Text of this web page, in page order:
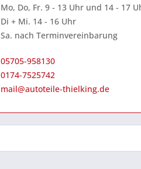
Mo, Do, Fr. 9 - 13 Uhr und 14 - 17
Di + Mi. 14 - 16 Uhr
Sa. nach Terminvereinbarung
05705-958130
0174-7525742
mail@autoteile-thielking.de